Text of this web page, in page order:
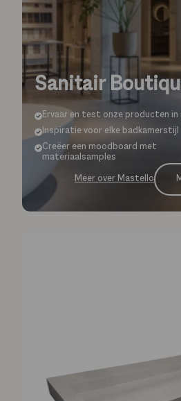
Sanitair
Ervaar en test onze producten in
Inspiratie voor elke badkamerstijl
Creëer een moodboard met
materiaalsamples
Meer over Mastello